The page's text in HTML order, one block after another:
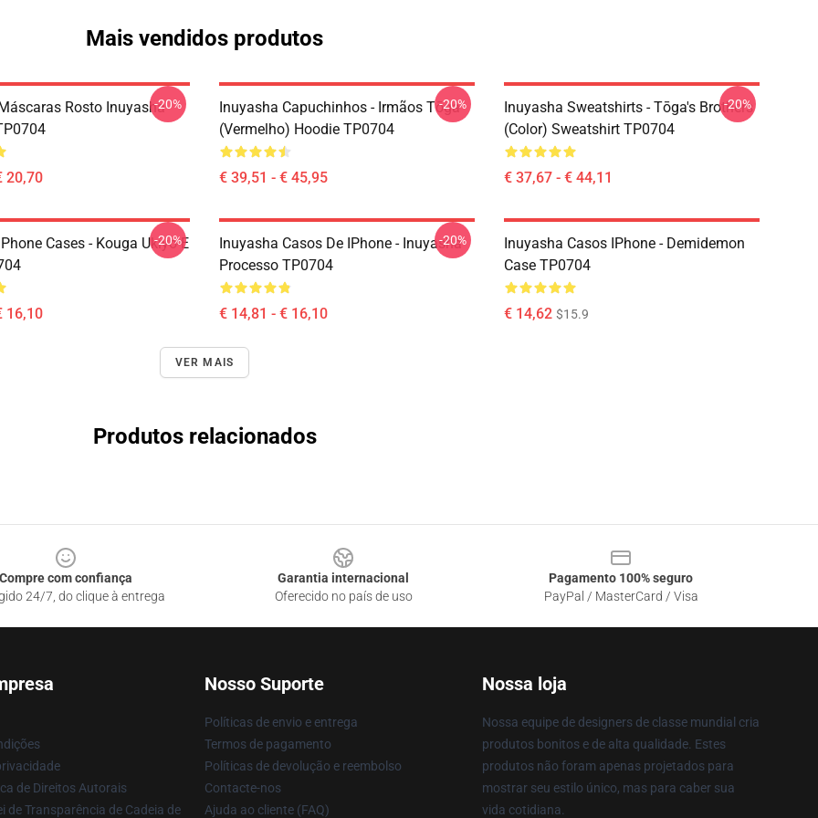
Mais vendidos produtos
Rosto Inuyasha
20,70
-20%
Inuyasha Capuchinhos - Irmãos Tōga
(vermelho) Hoodie TP0704
€ 39,51 - € 45,95
-20%
Inuyasha Sweatshirts - Tōga's Brothers
(color) Sweatshirt TP0704
€ 37,67 - € 44,11
-20%
Cases - Kouga Ukiyo-E
16,10
-20%
Inuyasha Casos De IPhone - Inuyasha
Processo TP0704
€ 14,81 - € 16,10
-20%
Inuyasha Casos IPhone - Demidemon
Case TP0704
€ 14,62 $15.9
VER MAIS
Produtos relacionados
Compre com confiança
24/7, do clique à entrega
Garantia internacional
Oferecido no país de uso
Pagamento 100% seguro
PayPal / MasterCard / Visa
de Direitos Autorais
de Transparência de Cadeia de
Nosso Suporte
Políticas de envio e entrega
Termos de pagamento
Políticas de devolução e reembolso
Contacte-nos
Ajuda ao cliente (FAQ)
Nossa loja
Nossa equipe de designers de classe mundial cria
produtos bonitos e de alta qualidade. Estes
produtos não foram apenas projetados para
mostrar seu estilo único, mas para caber sua
vida cotidiana.